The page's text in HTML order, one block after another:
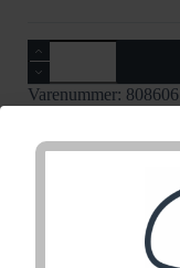
Adresseenhet
IQ8FCT
XS
antall
Varenummer: 808606